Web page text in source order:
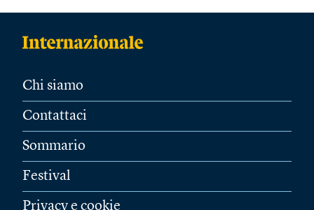
Chi siamo
Contattaci
Sommario
Festival
Privacy e cookie